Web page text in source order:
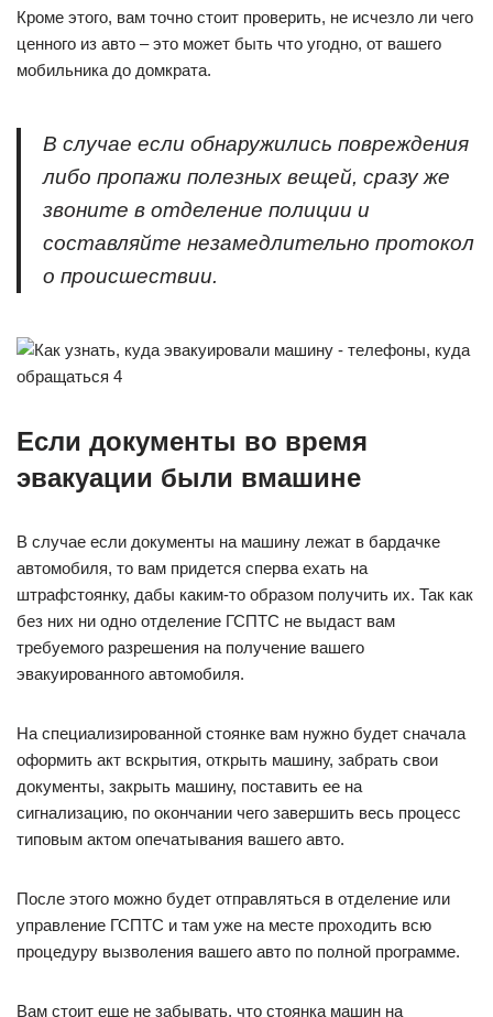
Кроме этого, вам точно стоит проверить, не исчезло ли чего
ценного из авто – это может быть что угодно, от вашего
мобильника до домкрата.
В случае если обнаружились повреждения
либо пропажи полезных вещей, сразу же
звоните в отделение полиции и
составляйте незамедлительно протокол
о происшествии.
Если документы во время
эвакуации были вмашине
В случае если документы на машину лежат в бардачке
автомобиля, то вам придется сперва ехать на
штрафстоянку, дабы каким-то образом получить их. Так как
без них ни одно отделение ГСПТС не выдаст вам
требуемого разрешения на получение вашего
эвакуированного автомобиля.
На специализированной стоянке вам нужно будет сначала
оформить акт вскрытия, открыть машину, забрать свои
документы, закрыть машину, поставить ее на
сигнализацию, по окончании чего завершить весь процесс
типовым актом опечатывания вашего авто.
После этого можно будет отправляться в отделение или
управление ГСПТС и там уже на месте проходить всю
процедуру вызволения вашего авто по полной программе.
Вам стоит еще не забывать, что стоянка машин на